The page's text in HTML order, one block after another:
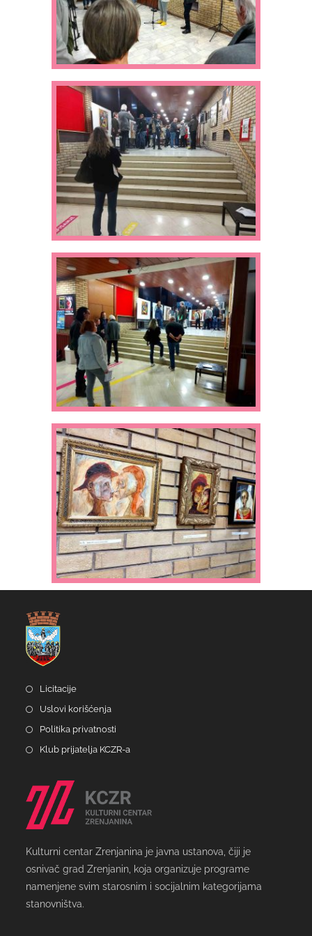
Licitacije
Uslovi korišćenja
Politika privatnosti
Klub prijatelja KCZR-a
Kulturni centar Zrenjanina je javna ustanova, čiji je
osnivač grad Zrenjanin, koja organizuje programe
namenjene svim starosnim i socijalnim kategorijama
stanovništva.